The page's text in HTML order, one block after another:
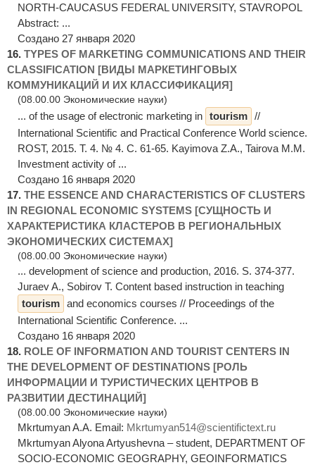
NORTH-CAUCASUS FEDERAL UNIVERSITY, STAVROPOL
Abstract: ...
Создано 27 января 2020
16. TYPES OF MARKETING COMMUNICATIONS AND THEIR
CLASSIFICATION [ВИДЫ МАРКЕТИНГОВЫХ
КОММУНИКАЦИЙ И ИХ КЛАССИФИКАЦИЯ]
(08.00.00 Экономические науки)
... of the usage of electronic marketing in tourism //
International Scientific and Practical Conference World science.
ROST, 2015. Т. 4. № 4. С. 61-65. Kayimova Z.A., Tairova M.M.
Investment activity of ...
Создано 16 января 2020
17. THE ESSENCE AND CHARACTERISTICS OF CLUSTERS
IN REGIONAL ECONOMIC SYSTEMS [СУЩНОСТЬ И
ХАРАКТЕРИСТИКА КЛАСТЕРОВ В РЕГИОНАЛЬНЫХ
ЭКОНОМИЧЕСКИХ СИСТЕМАХ]
(08.00.00 Экономические науки)
... development of science and production, 2016. S. 374-377.
Juraev A., Sobirov T. Content based instruction in teaching
tourism and economics courses // Proceedings of the
International Scientific Conference. ...
Создано 16 января 2020
18. ROLE OF INFORMATION AND TOURIST CENTERS IN
THE DEVELOPMENT OF DESTINATIONS [РОЛЬ
ИНФОРМАЦИИ И ТУРИСТИЧЕСКИХ ЦЕНТРОВ В
РАЗВИТИИ ДЕСТИНАЦИЙ]
(08.00.00 Экономические науки)
Mkrtumyan A.A. Email: Mkrtumyan514@scientifictext.ru
Mkrtumyan Alyona Artyushevna – student, DEPARTMENT OF
SOCIO-ECONOMIC GEOGRAPHY, GEOINFORMATICS